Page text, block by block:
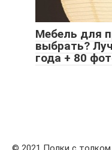
Мебель для
выбрать?
года + 80